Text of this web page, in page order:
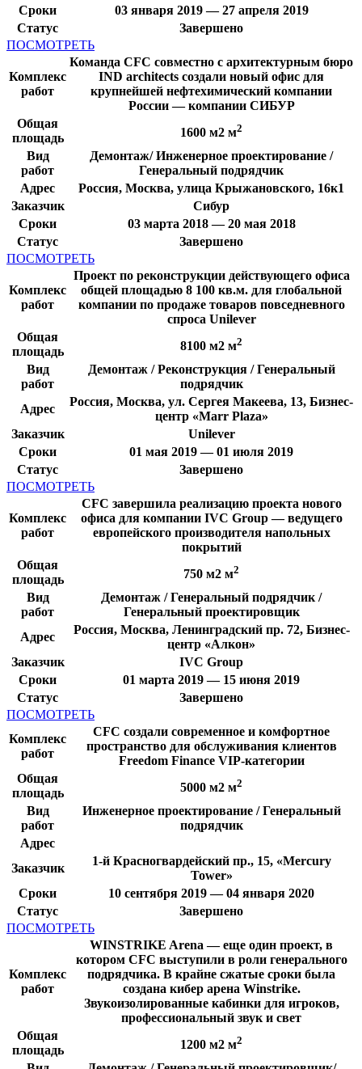
Сроки
03 января 2019 — 27 апреля 2019
Статус
Завершено
ПОСМОТРЕТЬ
Комплекс
работ
Команда CFC совместно с архитектурным бюро
IND architects создали новый офис для
крупнейшей нефтехимический компании
России — компании СИБУР
Общая
площадь
1600 м2 м2
Вид
работ
Демонтаж/ Инженерное проектирование /
Генеральный подрядчик
Адрес
Россия, Москва, улица Крыжановского, 16к1
Заказчик
Сибур
Сроки
03 марта 2018 — 20 мая 2018
Статус
Завершено
ПОСМОТРЕТЬ
Комплекс
работ
Проект по реконструкции действующего офиса
общей площадью 8 100 кв.м. для глобальной
компании по продаже товаров повседневного
спроса Unilever
Общая
площадь
8100 м2 м2
Вид
работ
Демонтаж / Реконструкция / Генеральный
подрядчик
Адрес
Россия, Москва, ул. Сергея Макеева, 13, Бизнес-
центр «Marr Plaza»
Заказчик
Unilever
Сроки
01 мая 2019 — 01 июля 2019
Статус
Завершено
ПОСМОТРЕТЬ
Комплекс
работ
CFC завершила реализацию проекта нового
офиса для компании IVC Group — ведущего
европейского производителя напольных
покрытий
Общая
площадь
750 м2 м2
Вид
работ
Демонтаж / Генеральный подрядчик /
Генеральный проектировщик
Адрес
Россия, Москва, Ленинградский пр. 72, Бизнес-
центр «Алкон»
Заказчик
IVC Group
Сроки
01 марта 2019 — 15 июня 2019
Статус
Завершено
ПОСМОТРЕТЬ
Комплекс
работ
CFC создали современное и комфортное
пространство для обслуживания клиентов
Freedom Finance VIP-категории
Общая
площадь
5000 м2 м2
Вид
работ
Инженерное проектирование / Генеральный
подрядчик
Адрес
Заказчик
1-й Красногвардейский пр., 15, «Mercury
Tower»
Сроки
10 сентября 2019 — 04 января 2020
Статус
Завершено
ПОСМОТРЕТЬ
Комплекс
работ
WINSTRIKE Arena — еще один проект, в
котором CFC выступили в роли генерального
подрядчика. В крайне сжатые сроки была
создана кибер арена Winstrike.
Звукоизолированные кабинки для игроков,
профессиональный звук и свет
Общая
площадь
1200 м2 м2